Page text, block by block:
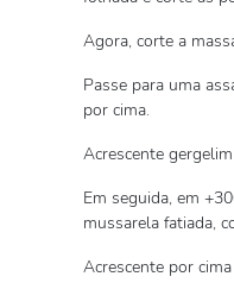
Agora, corte a
Passe para uma
por cima.
Acrescente
Em seguida, em
mussarela fatiada,
Acrescente por